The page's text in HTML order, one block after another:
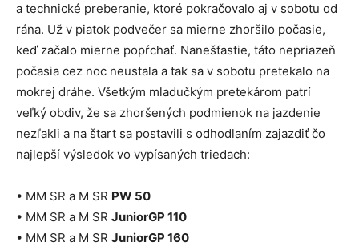
a technické preberanie, ktoré pokračovalo aj v sobotu od
rána. Už v piatok podvečer sa mierne zhoršilo počasie,
keď začalo mierne popŕchať. Nanešťastie, táto nepriazeň
počasia cez noc neustala a tak sa v sobotu pretekalo na
mokrej dráhe. Všetkým mladučkým pretekárom patrí
veľký obdiv, že sa zhoršených podmienok na jazdenie
nezľakli a na štart sa postavili s odhodlaním zajazdiť čo
najlepší výsledok vo vypísaných triedach:
• MM SR a M SR PW 50
• MM SR a M SR JuniorGP 110
• MM SR a M SR JuniorGP 160